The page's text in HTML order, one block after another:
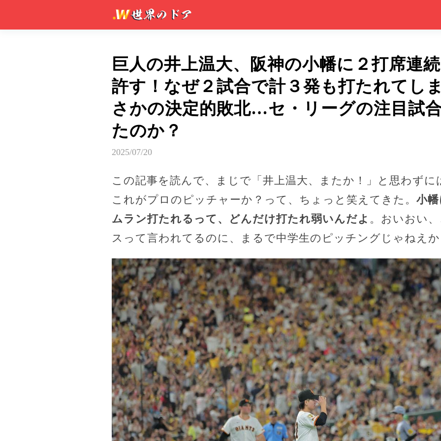
巨人の井上温大、阪神の小幡に２打席連
許す！なぜ２試合で計３発も打たれてし
さかの決定的敗北…セ・リーグの注目試
たのか？
2025/07/20
この記事を読んで、まじで「井上温大、またか！」と思わず
これがプロのピッチャーか？って、ちょっと笑えてきた。 小
ムラン打たれるって、どんだけ打たれ弱いんだよ 。おいおい
スって言われてるのに、まるで中学生のピッチングじゃねえ